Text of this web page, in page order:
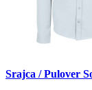
Srajca / Pulover